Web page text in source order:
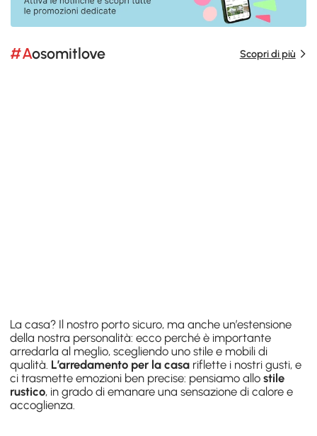
#Aosomitlove Scopri di più
La casa? Il nostro porto sicuro, ma anche un’estensione
della nostra personalità: ecco perché è importante
arredarla al meglio, scegliendo uno stile e mobili di
qualità. L’arredamento per la casa riflette i nostri gusti, e
ci trasmette emozioni ben precise: pensiamo allostile
rustico, in grado di emanare una sensazione di calore e
accoglienza.